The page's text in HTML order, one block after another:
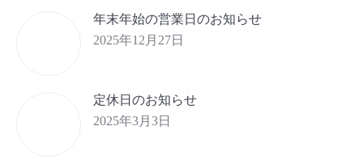
年末年始の営業日のお知らせ
2025年12月27日
定休日のお知らせ
2025年3月3日